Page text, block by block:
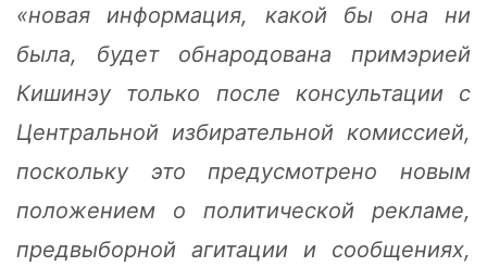
«новая информация, какой бы она ни
была, будет обнародована примэрией
Кишинэу только после консультации с
Центральной избирательной комиссией,
поскольку это предусмотрено новым
положением о политической рекламе,
предвыборной агитации и сообщениях,